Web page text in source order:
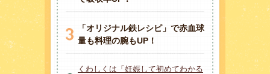
「オリジナル鉄レシピ」で赤血球
量も料理の腕もUP！
くわしくは「妊娠して初めてわかる